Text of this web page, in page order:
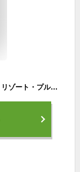
【限定数量】LilasCambell 水陸両用バックシャン・リゾート・プルオーバー produced by AMUSA 水着 リラキャンベル / レディース サウナ用水着